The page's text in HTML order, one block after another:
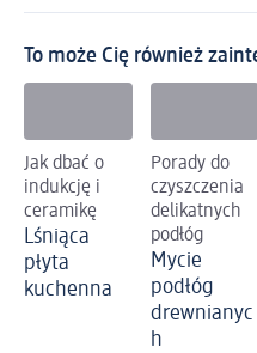
To może Cię również
Jak dbać o
indukcję i
ceramikę
Lśniąca
płyta
kuchenna
Porady do
czyszczenia
delikatnych
podłóg
Mycie
podłóg
drewnianyc
h